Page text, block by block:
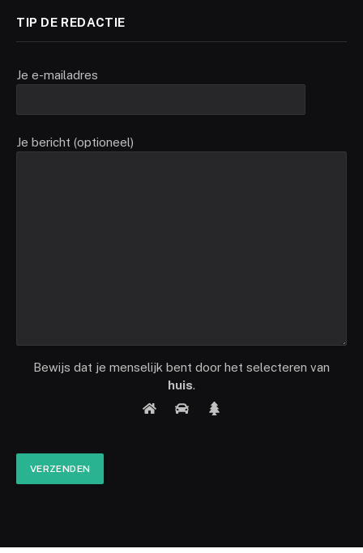
TIP DE REDACTIE
Je e-mailadres
Je bericht (optioneel)
Bewijs dat je menselijk bent door het selecteren van
huis.